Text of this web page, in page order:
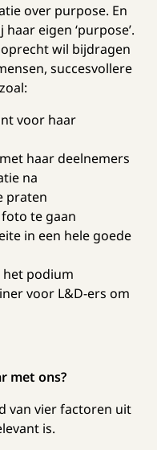
over purpose. En
eigen ‘purpose’.
wil bijdragen
succesvollere
voor haar
haar deelnemers
na
praten
te gaan
in een hele goede
podium
voor L&D-ers om
met ons?
van vier factoren uit
is.